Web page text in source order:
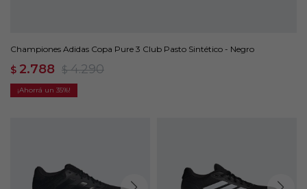
Championes Adidas Copa Pure 3 Club Pasto Sintético - Negro
$ 2.788 $ 4.290
35